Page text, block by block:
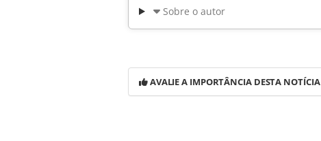
Sobre o autor
AVALIE A IMPORTÂNCIA DESTA NOTÍCIA